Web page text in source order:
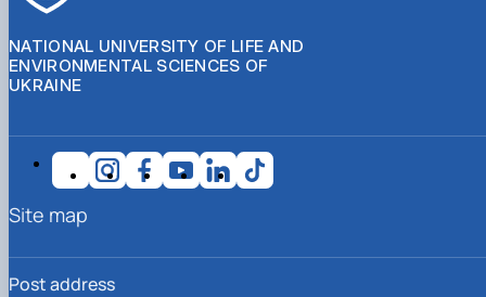
NATIONAL UNIVERSITY OF LIFE AND
ENVIRONMENTAL SCIENCES OF
UKRAINE
Post address
Site map